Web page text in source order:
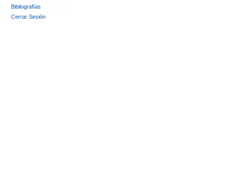
Bibliografías
Cerrar Sesión